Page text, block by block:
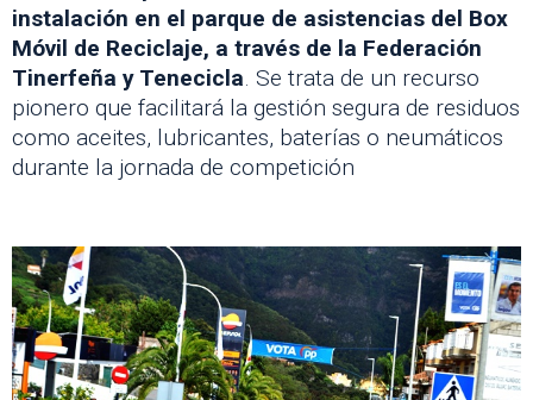
instalación en el parque de asistencias del Box
Móvil de Reciclaje, a través de la Federación
Tinerfeña y Tenecicla. Se trata de un recurso
pionero que facilitará la gestión segura de residuos
como aceites, lubricantes, baterías o neumáticos
durante la jornada de competición